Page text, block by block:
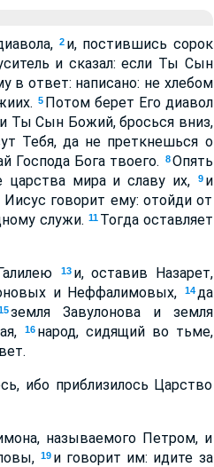
2 и, постившись сорок
и сказал: если Ты Сын
в ответ: написано: не хлебом
5 Потом берет Его диавол
Ты Сын Божий, бросься вниз,
Тебя, да не преткнешься о
Господа Бога твоего. 8 Опять
мира и славу их,
9 и
Иисус говорит ему: отойди от
служи. 11 Тогда оставляет
13 и, оставив Назарет,
и Неффалимовых,
14 да
земля Завулонова и земля
16 народ, сидящий во тьме,
ибо приблизилось Царство
называемого Петром, и
19 и говорит им: идите за